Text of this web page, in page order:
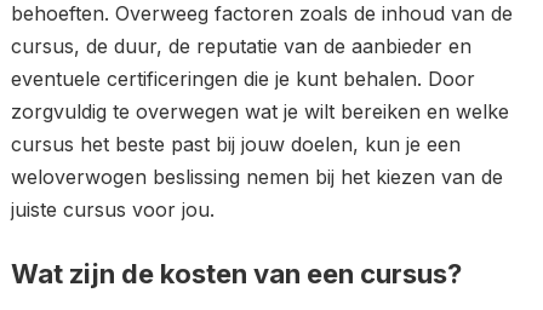
behoeften. Overweeg factoren zoals de inhoud van de
cursus, de duur, de reputatie van de aanbieder en
eventuele certificeringen die je kunt behalen. Door
zorgvuldig te overwegen wat je wilt bereiken en welke
cursus het beste past bij jouw doelen, kun je een
weloverwogen beslissing nemen bij het kiezen van de
juiste cursus voor jou.
Wat zijn de kosten van een cursus?